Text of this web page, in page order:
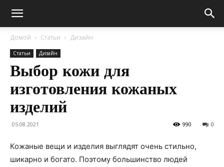
Домой Статьи Дизайн
Статьи Дизайн
Выбор кожи для
изготовления кожаных
изделий
05.08.2021 0
990
Кожаные вещи и изделия выглядят очень стильно,
шикарно и богато. Поэтому большинство людей